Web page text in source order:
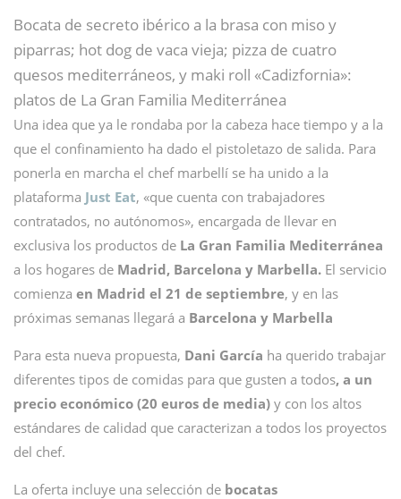
Bocata de secreto ibérico a la brasa con miso y
piparras; hot dog de vaca vieja; pizza de cuatro
quesos mediterráneos, y maki roll «Cadizfornia»:
platos de La Gran Familia Mediterránea
Una idea que ya le rondaba por la cabeza hace tiempo y a la
que el confinamiento ha dado el pistoletazo de salida. Para
ponerla en marcha el chef marbellí se ha unido a la
plataforma Just Eat, «que cuenta con trabajadores
contratados, no autónomos», encargada de llevar en
exclusiva los productos de La Gran Familia Mediterránea
a los hogares de Madrid, Barcelona y Marbella. El servicio
comienza en Madrid el 21 de septiembre, y en las
próximas semanas llegará a Barcelona y Marbella
Para esta nueva propuesta, Dani García ha querido trabajar
diferentes tipos de comidas para que gusten a todos, a un
precio económico (20 euros de media) y con los altos
estándares de calidad que caracterizan a todos los proyectos
del chef.
La oferta incluye una selección de bocatas